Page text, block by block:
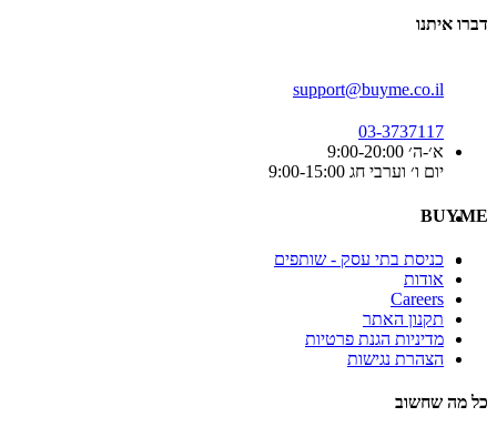
דברו איתנו
support@buyme.co.il
03-3737117
א׳-ה׳ 9:00-20:00
יום ו׳ וערבי חג 9:00-15:00
BUYME
כניסת בתי עסק - שותפים
אודות
Careers
תקנון האתר
מדיניות הגנת פרטיות
הצהרת נגישות
כל מה שחשוב